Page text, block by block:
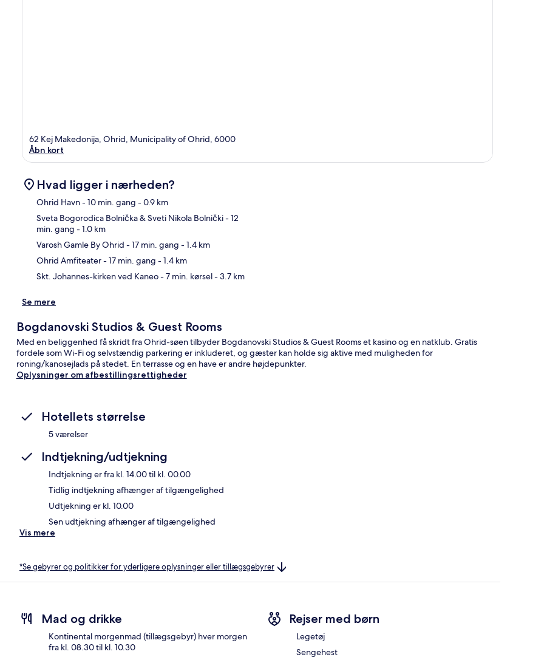
62 Kej Makedonija, Ohrid, Municipality of Ohrid, 6000
Åbn kort
Hvad ligger i nærheden?
Ohrid Havn- 10 min. gang - 0.9 km
Sveta Bogorodica Bolnička & Sveti Nikola Bolnički- 12
min. gang - 1.0 km
Varosh Gamle By Ohrid - 17 min. gang - 1.4 km
Ohrid Amfiteater- 17 min. gang - 1.4 km
Skt. Johannes-kirken ved Kaneo- 7 min. kørsel- 3.7 km
Se mere
Bogdanovski Studios & Guest Rooms
Med en beliggenhed få skridt fra Ohrid-søen tilbyder Bogdanovski Studios & Guest Rooms et kasino og en natklub. Gratis
fordele som Wi-Fi og selvstændig parkering er inkluderet, og gæster kan holde sig aktive med muligheden for
roning/kanosejlads på stedet. En terrasse og en have er andre højdepunkter.
Oplysninger om afbestillingsrettigheder
Hotellets størrelse
5 værelser
Indtjekning/udtjekning
Indtjekning er fra kl. 14.00 til kl. 00.00
Tidlig indtjekning afhænger af tilgængelighed
Udtjekning er kl. 10.00
Sen udtjekning afhænger af tilgængelighed
Vis mere
*Se gebyrer og politikker for yderligere oplysninger eller tillægsgebyrer
Mad og drikke
Kontinental morgenmad (tillægsgebyr) hver morgen
fra kl. 08.30 til kl. 10.30
Rejser med børn
Legetøj
Sengehest